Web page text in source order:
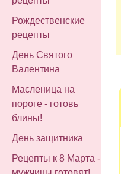
Рождественские
рецепты
День Святого
Валентина
Масленица на
пороге - готовь
блины!
День защитника
Рецепты к 8 Марта -